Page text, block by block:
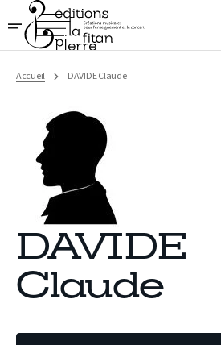
Ignorer
et
passer
au
Accueil DAVIDE Claude
DAVIDE
Claude